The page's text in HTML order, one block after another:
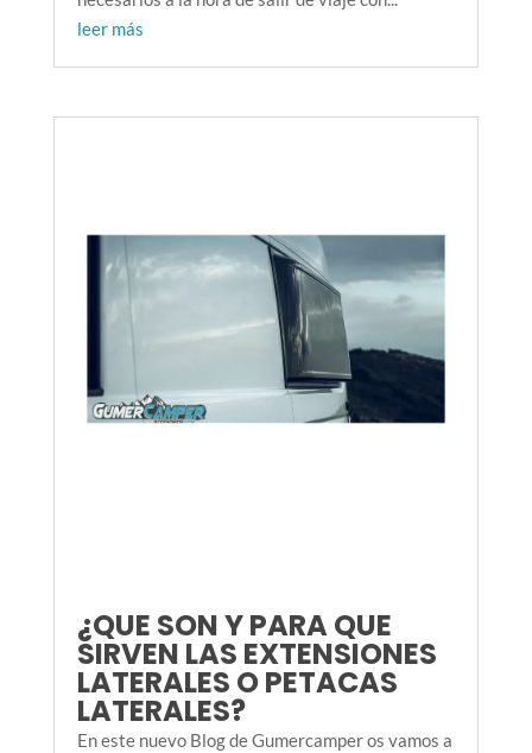
leer más
¿QUE SON Y PARA QUE
SIRVEN LAS EXTENSIONES
LATERALES O PETACAS
LATERALES?
En este nuevo Blog de Gumercamper os vamos a